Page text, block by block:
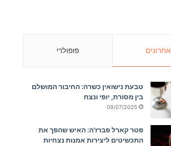
אחרונים פופולרי
טבעת נישואין כשרה: החיבור המושלם
בין מסורת, יופי ונצח
09/07/2025
פטר קארל פברז'ה: האיש שהפך את
התכשיטים ליצירות אמנות נצחיות